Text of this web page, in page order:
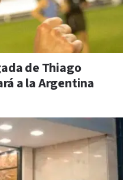
de Thiago
a la Argentina